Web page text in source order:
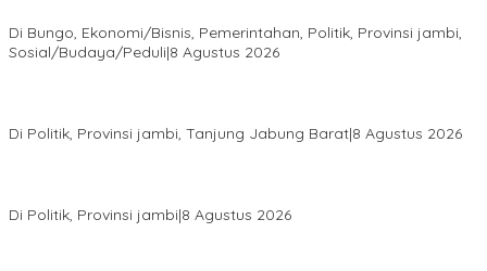
Di Bungo, Ekonomi/Bisnis, Pemerintahan, Politik, Provinsi jambi,
Sosial/Budaya/Peduli|8 Agustus 2026
Di Politik, Provinsi jambi, Tanjung Jabung Barat|8 Agustus 2026
Di Politik, Provinsi jambi|8 Agustus 2026